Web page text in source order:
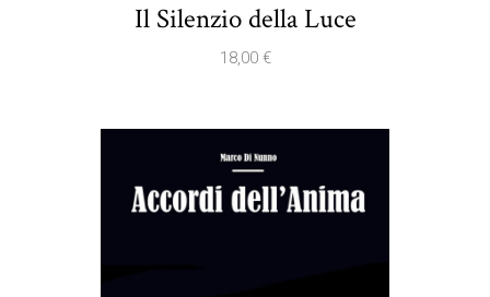
Il Silenzio della Luce
18,00 €